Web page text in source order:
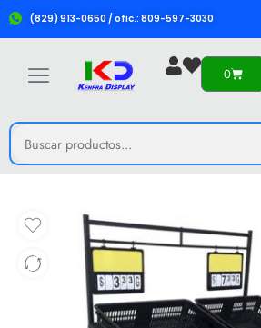
(829) 913-0650 / ofic.: 809-597-3030
0